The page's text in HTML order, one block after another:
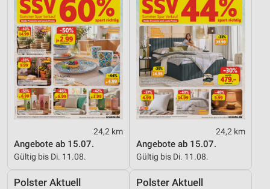
24,2 km
Angebote ab 15.07.
Gültig bis Di. 11.08.
24,2 km
Angebote ab 15.07.
Gültig bis Di. 11.08.
Polster Aktuell Polster Aktuell